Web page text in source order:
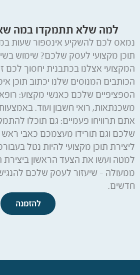
למה שלא תתמקדו במה
נמאס לכם להשקיע אינספור שעות
תוכן מקצועי לעסק שלכם? שימוש
המקצועי אצלנו בכתבנית יחסוך לכם
הכותבים המנוסים שלנו יכתוב תוכן
הספציפיים שלכם כאנשי מקצוע:
משכנתאות, רואי חשבון ועוד.
אתם תרוויחו פעמיים: גם תוכלו
שלכם וגם תורידו מעצמכם כאבי ראש
ליצירת תוכן מקצועי להיות נטל
למטה ועשו את הצעד הראשון ביצירת
ממעולה – שיעזור לעסק שלכם
חדשים.
להזמנה